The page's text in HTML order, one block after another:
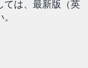
ては、最新版（英
。